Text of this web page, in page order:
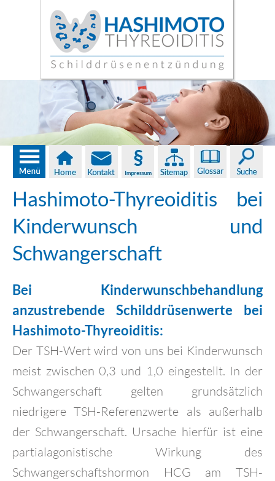
Hashimoto-Thyreoiditis bei
Kinderwunsch und
Schwangerschaft
Bei Kinderwunschbehandlung
anzustrebende Schilddrüsenwerte bei
Hashimoto-Thyreoiditis:
Der TSH-Wert wird von uns bei Kinderwunsch
meist zwischen 0,3 und 1,0 eingestellt. In der
Schwangerschaft gelten grundsätzlich
niedrigere TSH-Referenzwerte als außerhalb
der Schwangerschaft. Ursache hierfür ist eine
partialagonistische Wirkung des
Schwangerschaftshormon HCG am TSH-